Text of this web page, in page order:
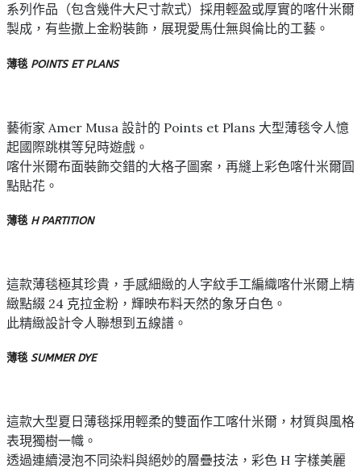
系列作品（包含幾件大尺寸款式）採用輕盈或厚實的喀什米爾
製成，有些撒上金粉裝飾，展現愛馬仕無與倫比的工藝。
薄毯 POINTS ET PLANS
藝術家 Amer Musa 設計的 Points et Plans 大型薄毯令人憶
起國際跳棋等兒時遊戲。
喀什米爾布面裝飾交錯的大格子圖案，再縫上彩色喀什米爾圓
點貼花。
薄毯 H PARTITION
這款薄毯極其珍貴，手感細緻的人字紋手工編織喀什米爾上精
緻點綴 24 克拉金粉，輝映布料天然的象牙白色。
此精緻設計令人聯想到五線譜。
薄毯 SUMMER DYE
這款大型夏日薄毯採用輕柔的雙面作工喀什米爾，材質與風格
表現獨樹一幟。
透過連續浸泡不同染料與絕妙的層疊技法，彩色 H 字樣美麗